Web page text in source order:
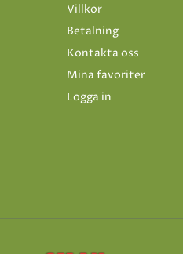
Villkor
Betalning
Kontakta oss
Mina favoriter
Logga in